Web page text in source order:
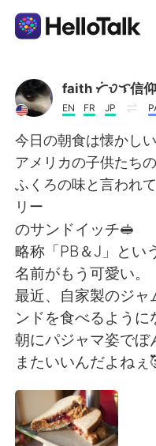
Language
AI Grammar
English
简体中文
Español
Français
日本語
Русский
Indonesia
faith ᜆᜒᜏᜎ信仰
EN FR JP
今日の朝食は懐かしい
アメリカの子供たち
ふくろの味と言われ
リー
のサンドイッチ🥪
略称「PB＆J」とい
名前がもう可愛い。
最近、自家製のジャ
ンドを食べるように
朝にパジャマ姿で
またいいんだよねぇ